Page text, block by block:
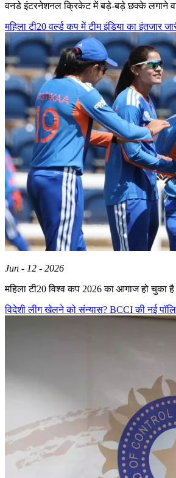
वनडे इंटरनेशनल क्रिकेट में बड़े-बड़े छक्के लगाने
महिला टी20 वर्ल्ड कप में टीम इंडिया का इंतजार
Jun - 12 - 2026
महिला टी20 विश्व कप 2026 का आगाज हो चुका
विदेशी लीग खेलने को संन्यास? BCCI की नई